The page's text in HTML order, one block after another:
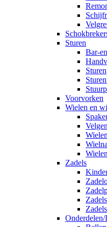
Sturen
Bar-
Sturen
Voorvorken
Wielen en
Zadels
Zadels
Onderdelen/